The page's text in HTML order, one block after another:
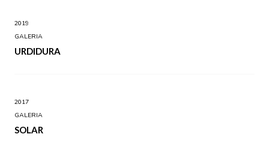
2019
GALERIA
URDIDURA
2017
GALERIA
SOLAR